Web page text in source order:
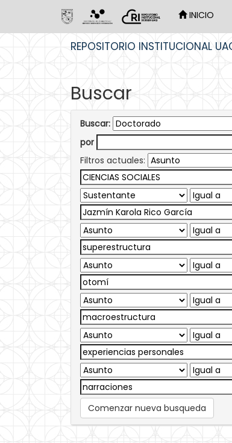
INICIO
REPOSITORIO INSTITUCIONAL
Buscar
Buscar:
por
Filtros actuales:
Comenzar nueva busqueda